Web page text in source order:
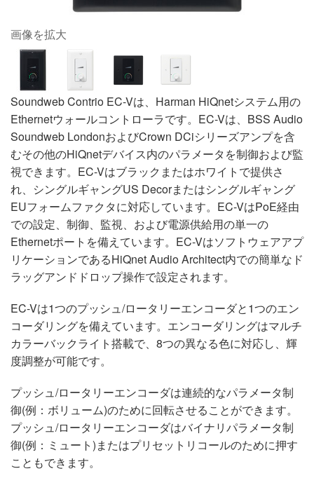
画像を拡大
Soundweb Contrio EC-Vは、Harman HiQnetシステム用の
Ethernetウォールコントローラです。EC-Vは、BSS Audio
Soundweb LondonおよびCrown DCiシリーズアンプを含
むその他のHiQnetデバイス内のパラメータを制御および監
視できます。EC-Vはブラックまたはホワイトで提供さ
れ、シングルギャングUS Decorまたはシングルギャング
EUフォームファクタに対応しています。EC-VはPoE経由
での設定、制御、監視、および電源供給用の単一の
Ethernetポートを備えています。EC-Vはソフトウェアアプ
リケーションであるHiQnet Audio Architect内での簡単なド
ラッグアンドドロップ操作で設定されます。
EC-Vは1つのプッシュ/ロータリーエンコーダと1つのエン
コーダリングを備えています。エンコーダリングはマルチ
カラーバックライト搭載で、8つの異なる色に対応し、輝
度調整が可能です。
プッシュ/ロータリーエンコーダは連続的なパラメータ制
御(例：ボリューム)のために回転させることができます。
プッシュ/ロータリーエンコーダはバイナリパラメータ制
御(例：ミュート)またはプリセットリコールのために押す
こともできます。